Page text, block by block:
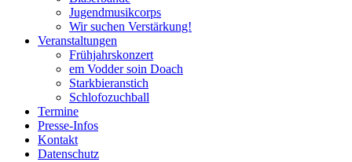
Jugendmusikcorps
Wir suchen Verstärkung!
Veranstaltungen
Frühjahrskonzert
em Vodder soin Doach
Starkbieranstich
Schlofozuchball
Termine
Presse-Infos
Kontakt
Datenschutz